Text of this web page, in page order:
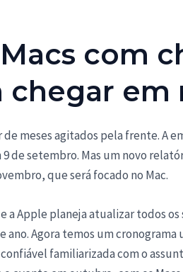
com
chegar em
meses agitados pela frente. A
de setembro. Mas um novo
que será focado no Mac.
a Apple planeja atualizar todos
ano. Agora temos um
familiarizada com o